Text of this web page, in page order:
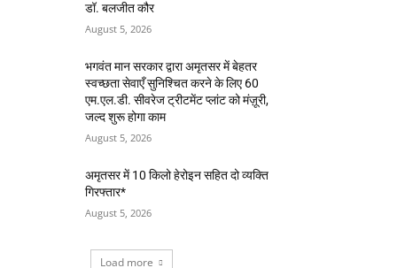
डॉ. बलजीत कौर
August 5, 2026
भगवंत मान सरकार द्वारा अमृतसर में बेहतर
स्वच्छता सेवाएँ सुनिश्चित करने के लिए 60
एम.एल.डी. सीवरेज ट्रीटमेंट प्लांट को मंज़ूरी,
जल्द शुरू होगा काम
August 5, 2026
अमृतसर में 10 किलो हेरोइन सहित दो व्यक्ति
गिरफ्तार*
August 5, 2026
Load more